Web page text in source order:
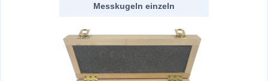
Messkugeln einzeln